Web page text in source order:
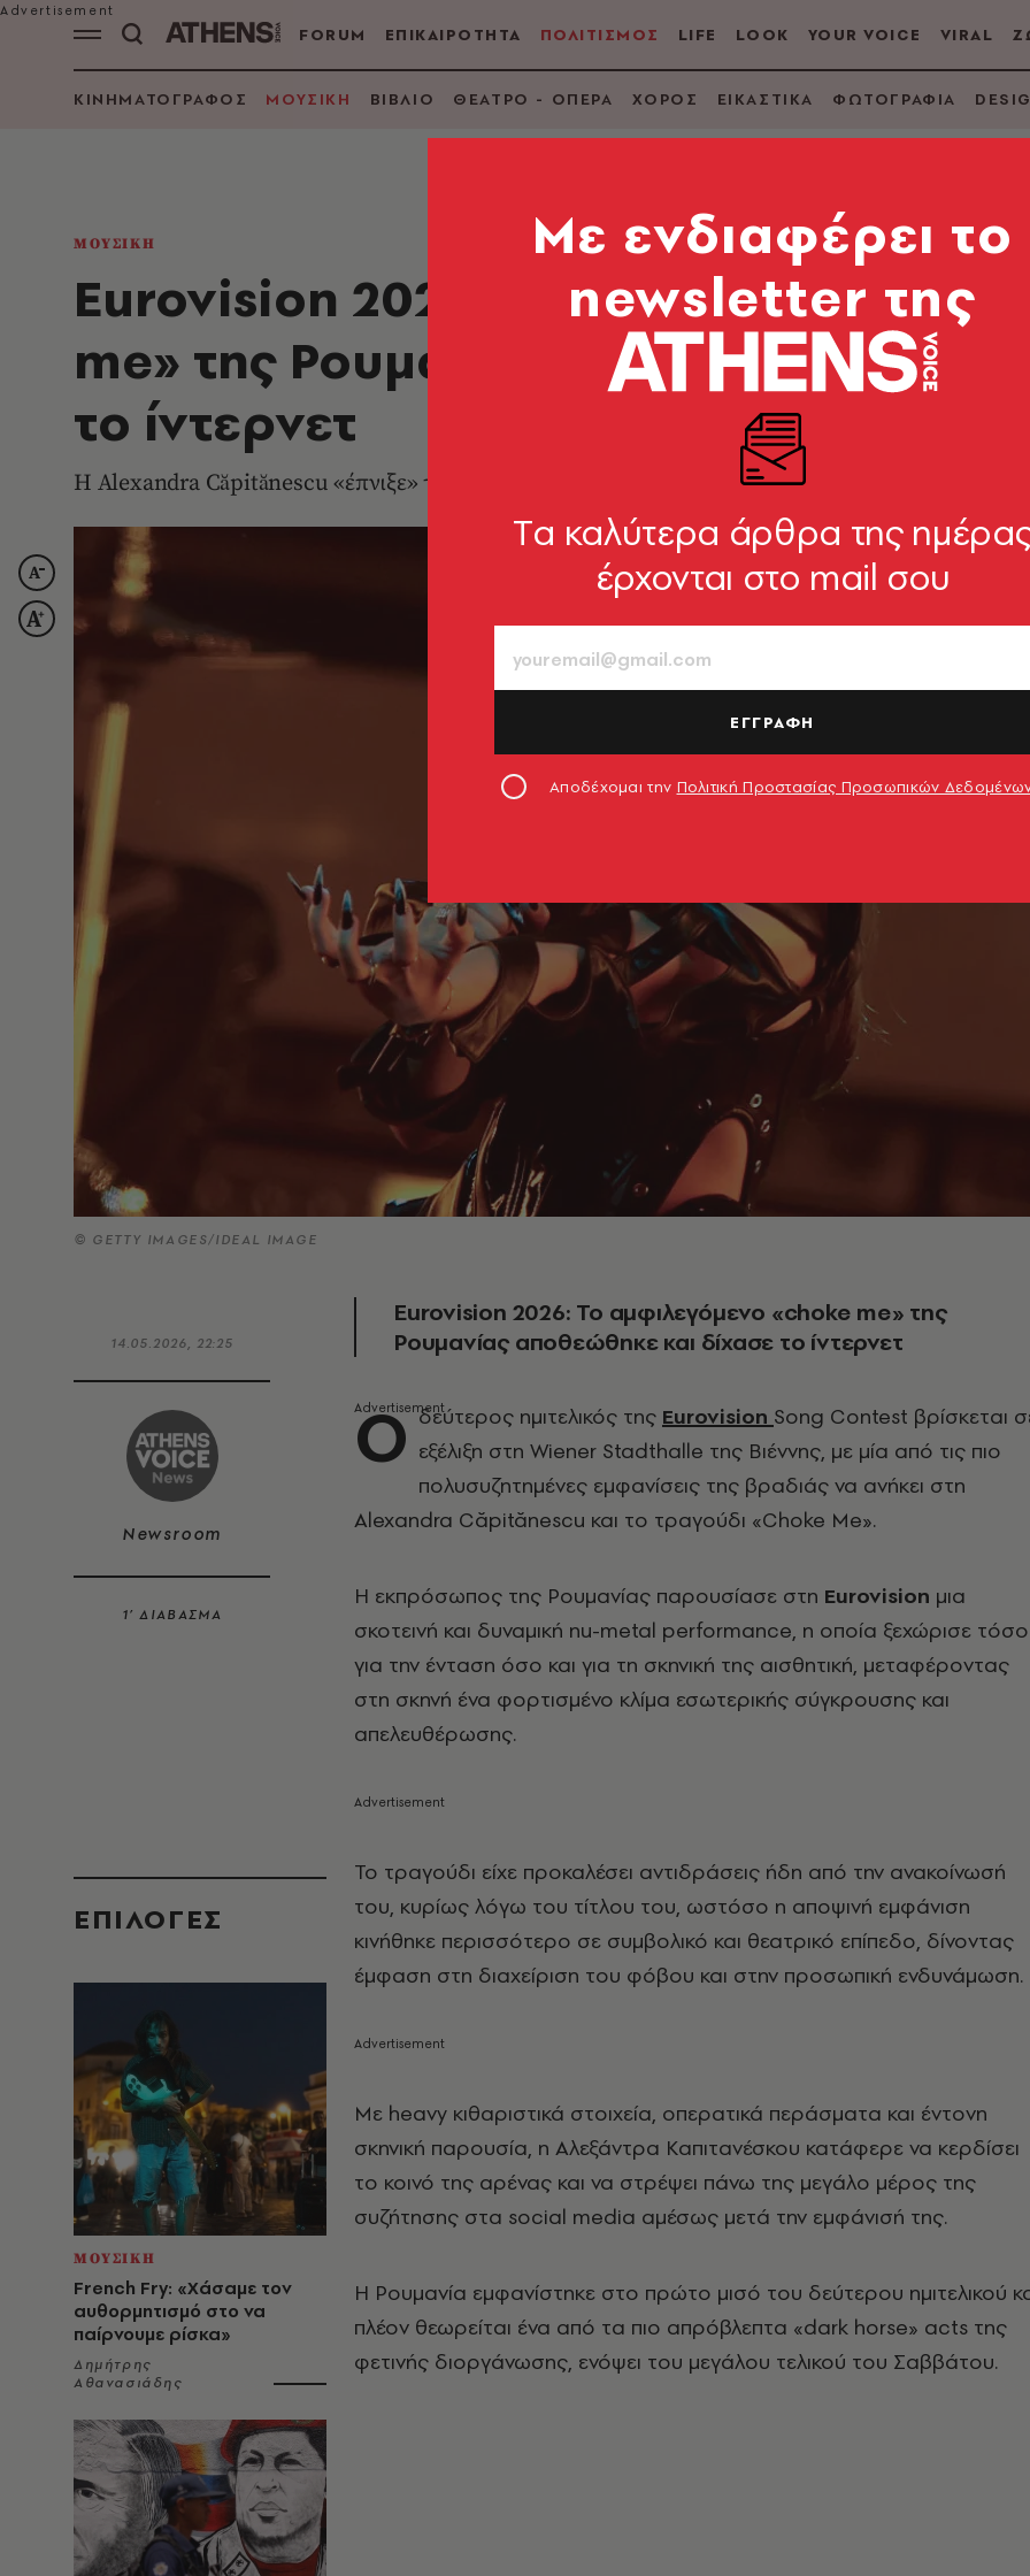
FORUM ΕΠΙΚΑΙΡΟΤΗΤΑ ΠΟΛΙΤΙΣΜΟΣ LIFE LOOK YOUR VOICE VIRAL
ΚΙΝΗΜΑΤΟΓΡΑΦΟΣ ΜΟΥΣΙΚΗ ΒΙΒΛΙΟ ΘΕΑΤΡΟ - ΟΠΕΡΑ ΧΟΡΟΣ ΕΙΚΑΣΤΙΚΑ ΦΩΤΟΓΡΑΦΙΑ
ΜΟΥΣΙΚΗ
Eurovision 2026: Το αμφιλεγόμενο
me» της Ρουμανίας αποθεώθηκε και
το ίντερνετ
Η Alexandra Căpitănescu «έπνιξε» τη σκηνή της Βιέννης με Nu-Metal ενέργεια
© GETTY IMAGES/IDEAL IMAGE
14.05.2026, 22:25
Newsroom
1’ ΔΙΑΒΑΣΜΑ
EΠΙΛΟΓΈΣ
ΜΟΥΣΙΚΗ
French Fry: «Χάσαμε τον
αυθορμητισμό στο να
παίρνουμε ρίσκα»
Δημήτρης
Αθανασιάδης
Eurovision 2026: Το αμφιλεγόμενο «choke me» της
Ρουμανίας αποθεώθηκε και δίχασε το ίντερνετ
Ο δεύτερος ημιτελικός της Eurovision Song Contest βρίσκεται
εξέλιξη στη Wiener Stadthalle της Βιέννης, με μία από τις πιο
πολυσυζητημένες εμφανίσεις της βραδιάς να ανήκει στη
Alexandra Căpitănescu και το τραγούδι «Choke Me».
Η εκπρόσωπος της Ρουμανίας παρουσίασε στη Εurovision μια
σκοτεινή και δυναμική nu-metal performance, η οποία ξεχώρισε τόσο
για την ένταση όσο και για τη σκηνική της αισθητική, μεταφέροντας
στη σκηνή ένα φορτισμένο κλίμα εσωτερικής σύγκρουσης και
απελευθέρωσης.
Το τραγούδι είχε προκαλέσει αντιδράσεις ήδη από την ανακοίνωσή
του, κυρίως λόγω του τίτλου του, ωστόσο η αποψινή εμφάνιση
κινήθηκε περισσότερο σε συμβολικό και θεατρικό επίπεδο, δίνοντας
έμφαση στη διαχείριση του φόβου και στην προσωπική ενδυνάμωση.
Με heavy κιθαριστικά στοιχεία, οπερατικά περάσματα και έντονη
σκηνική παρουσία, η Αλεξάντρα Καπιτανέσκου κατάφερε να κερδίσει
το κοινό της αρένας και να στρέψει πάνω της μεγάλο μέρος της
συζήτησης στα social media αμέσως μετά την εμφάνισή της.
Η Ρουμανία εμφανίστηκε στο πρώτο μισό του δεύτερου ημιτελικού
πλέον θεωρείται ένα από τα πιο απρόβλεπτα «dark horse» acts της
φετινής διοργάνωσης, ενόψει του μεγάλου τελικού του Σαββάτου.
Mε ενδιαφέρει το
newsletter της
Tα καλύτερα άρθρα της
έρχονται στο mail σου
ΕΓΓΡΑΦΗ
Αποδέχομαι την Πολιτική Προστασίας Προσωπικών